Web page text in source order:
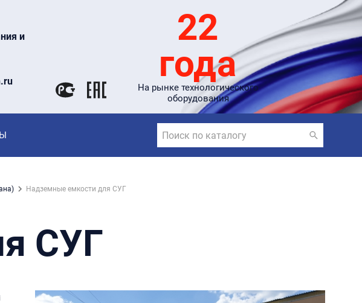
и
22
года
На рынке технологического
оборудования
Надземные емкости для СУГ
СУГ